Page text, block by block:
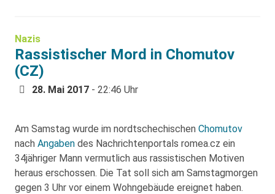
Nazis
Rassistischer Mord in Chomutov
(CZ)
28. Mai 2017 - 22:46 Uhr
Am Samstag wurde im nordtschechischen Chomutov
nach Angaben des Nachrichtenportals romea.cz ein
34jähriger Mann vermutlich aus rassistischen Motiven
heraus erschossen. Die Tat soll sich am Samstagmorgen
gegen 3 Uhr vor einem Wohngebäude ereignet haben.